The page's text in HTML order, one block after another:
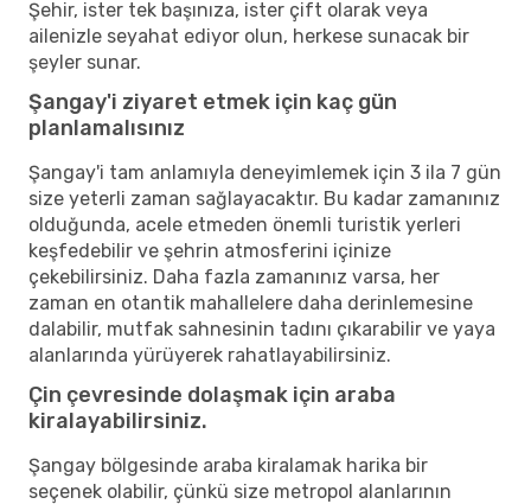
Şehir, ister tek başınıza, ister çift olarak veya
ailenizle seyahat ediyor olun, herkese sunacak bir
şeyler sunar.
Şangay'i ziyaret etmek için kaç gün
planlamalısınız
Şangay'i tam anlamıyla deneyimlemek için 3 ila 7 gün
size yeterli zaman sağlayacaktır. Bu kadar zamanınız
olduğunda, acele etmeden önemli turistik yerleri
keşfedebilir ve şehrin atmosferini içinize
çekebilirsiniz. Daha fazla zamanınız varsa, her
zaman en otantik mahallelere daha derinlemesine
dalabilir, mutfak sahnesinin tadını çıkarabilir ve yaya
alanlarında yürüyerek rahatlayabilirsiniz.
Çin çevresinde dolaşmak için araba
kiralayabilirsiniz.
Şangay bölgesinde araba kiralamak harika bir
seçenek olabilir, çünkü size metropol alanlarının